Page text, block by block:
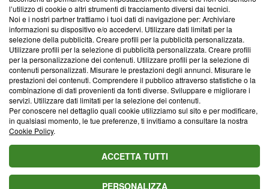
Corporate
Redazione
Informativa Privacy
Cookie Policy
Blasting SA, IDI CHE-247.845.224, Via Carlo Frasca, 3 - 6900
Lugano (Svizzera) Tel:+39 0690258937
© 2026 Blasting News
l’utilizzo di cookie o altri strumenti di tracciamento diversi dai tecnici.
Noi e i nostri partner trattiamo i tuoi dati di navigazione per: Archiviare
informazioni su dispositivo e/o accedervi. Utilizzare dati limitati per la
selezione della pubblicità. Creare profili per la pubblicità personalizzata.
Utilizzare profili per la selezione di pubblicità personalizzata. Creare profili
per la personalizzazione dei contenuti. Utilizzare profili per la selezione di
contenuti personalizzati. Misurare le prestazioni degli annunci. Misurare le
prestazioni dei contenuti. Comprendere il pubblico attraverso statistiche o la
combinazione di dati provenienti da fonti diverse. Sviluppare e migliorare i
servizi. Utilizzare dati limitati per la selezione dei contenuti.
Per conoscere nel dettaglio quali cookie utilizziamo sul sito e per modificare,
in qualsiasi momento, le tue preferenze, ti invitiamo a consultare la nostra
Cookie Policy.
ACCETTA TUTTI
PERSONALIZZA